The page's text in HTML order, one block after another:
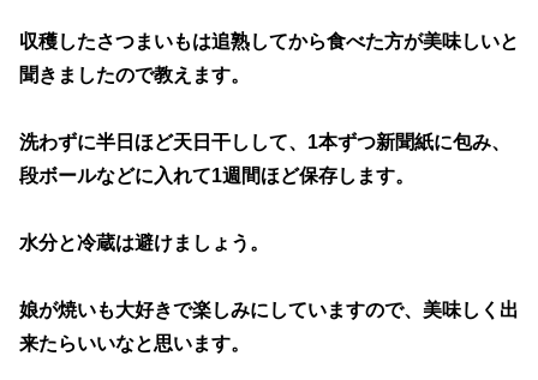
収穫したさつまいもは追熟してから食べた方が美味しいと
聞きましたので教えます。
洗わずに半日ほど天日干しして、1本ずつ新聞紙に包み、
段ボールなどに入れて1週間ほど保存します。
水分と冷蔵は避けましょう。
娘が焼いも大好きで楽しみにしていますので、美味しく出
来たらいいなと思います。